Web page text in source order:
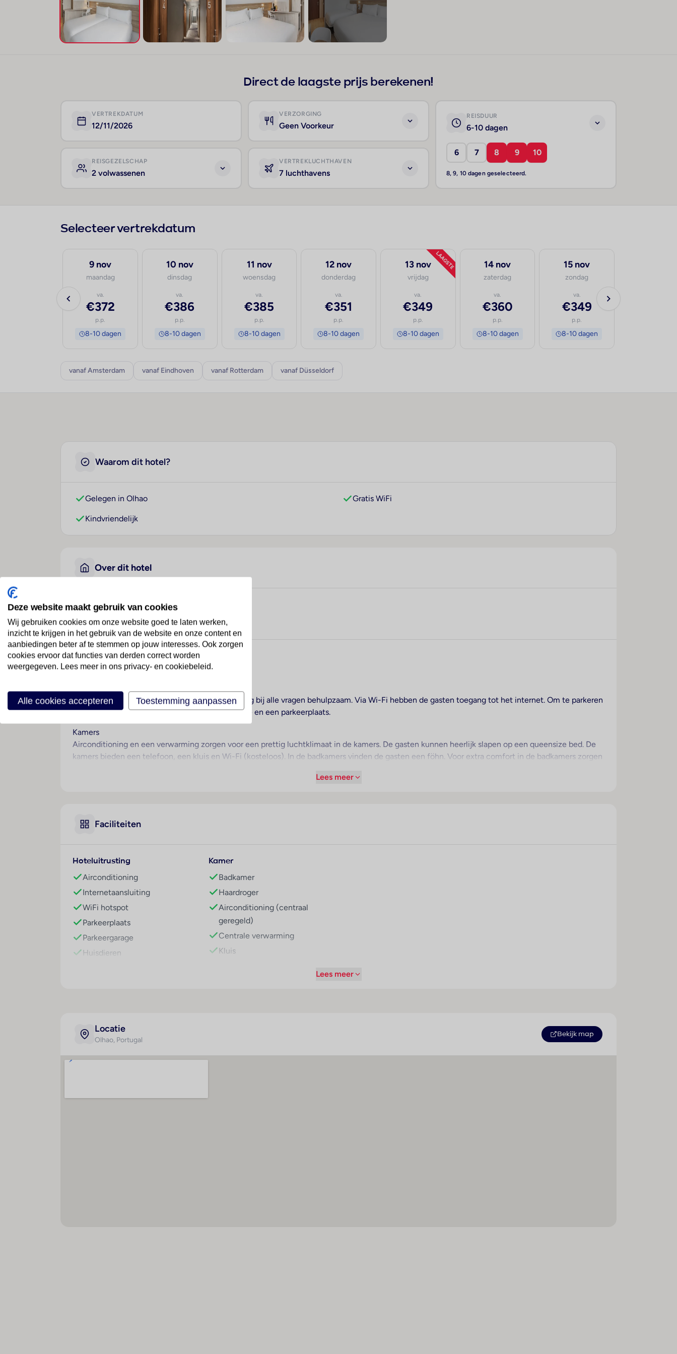
Direct de laagste prijs berekenen!
VERTREKDATUM
12/11/2026
VERZORGING
Geen Voorkeur
REISDUUR
6-10 dagen
6 7 8 9 10
8, 9, 10 dagen geselecteerd.
REISGEZELSCHAP
2 volwassenen
VERTREKLUCHTHAVEN
7 luchthavens
Selecteer vertrekdatum
9 nov
maandag
va.
€372
p.p.
8-10 dagen
10 nov
dinsdag
va.
€386
p.p.
8-10 dagen
11 nov
woensdag
va.
€385
p.p.
8-10 dagen
12 nov
donderdag
va.
€351
p.p.
8-10 dagen
LAAGSTE
13 nov
vrijdag
va.
€349
p.p.
8-10 dagen
14 nov
zaterdag
va.
€360
p.p.
8-10 dagen
15 nov
zondag
va.
€349
p.p.
8-10 dagen
vanaf Amsterdam vanaf Eindhoven vanaf Rotterdam vanaf Düsseldorf
Waarom dit hotel?
Gelegen in Olhao Gratis WiFi
Kindvriendelijk
Over dit hotel
B&B HOTEL Olhao Algarve
Portugal· Algarve· Olhao
Ligging
Dit hotel bevindt zich in Olhao.
Het vriendelijke personeel aan de receptie is graag bij alle vragen behulpzaam. Via Wi-Fi hebben de gasten toegang tot het internet. Om te parkeren
hebben de gasten de beschikking over een garage en een parkeerplaats.
Kamers
Airconditioning en een verwarming zorgen voor een prettig luchtklimaat in de kamers. De gasten kunnen heerlijk slapen op een queensize bed. De
kamers bieden een telefoon, een kluis en Wi-Fi (kosteloos). In de badkamers vinden de gasten een föhn. Voor extra comfort in de badkamers zorgen
Lees meer
Faciliteiten
Hoteluitrusting
Airconditioning
Internetaansluiting
WiFi hotspot
Parkeerplaats
Parkeergarage
Huisdieren
Kamer
Badkamer
Haardroger
Airconditioning (centraal
geregeld)
Centrale verwarming
Kluis
Lees meer
Locatie
Olhao, Portugal
Bekijk map
Deze website maakt gebruik van cookies
Wij gebruiken cookies om onze website goed te laten werken,
inzicht te krijgen in het gebruik van de website en onze content en
aanbiedingen beter af te stemmen op jouw interesses. Ook zorgen
cookies ervoor dat functies van derden correct worden
weergegeven. Lees meer in ons privacy- en cookiebeleid.
Alle cookies accepteren Toestemming aanpassen